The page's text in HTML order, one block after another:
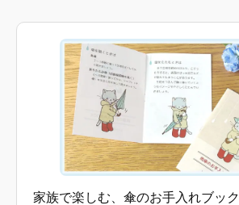
家族で楽しむ、傘のお手入れブック